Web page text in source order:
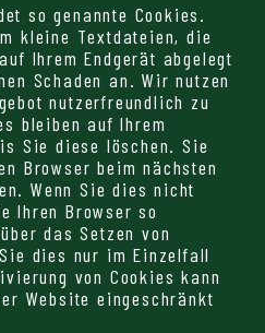
so genannte Cookies.
kleine Textdateien, die
Ihrem Endgerät abgelegt
Schaden an. Wir nutzen
nutzerfreundlich zu
bleiben auf Ihrem
Sie diese löschen. Sie
Browser beim nächsten
Wenn Sie dies nicht
Ihren Browser so
das Setzen von
dies nur im Einzelfall
von Cookies kann
Website eingeschränkt